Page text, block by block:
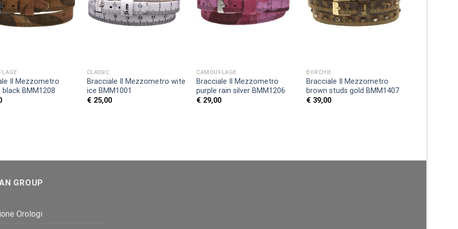
Il Mezzometro
black BMM1208
CLASSIC
Bracciale Il Mezzometro wite
ice BMM1001
€25,00
CAMOUFLAGE
Bracciale Il Mezzometro
purple rain silver BMM1206
€ 29,00
BORCHIE
Bracciale Il Mezzometro
brown studs gold BMM1407
€ 39,00
GROUP
Orologi